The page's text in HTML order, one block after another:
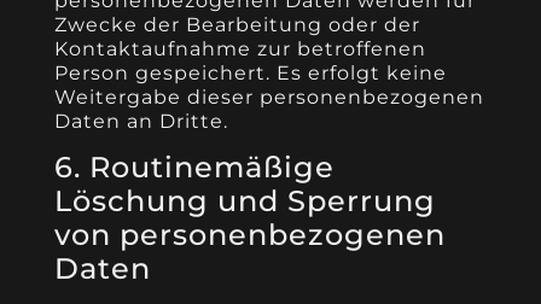
Zwecke der Bearbeitung oder der
Kontaktaufnahme zur betroffenen
Person gespeichert. Es erfolgt keine
Weitergabe dieser personenbezogenen
Daten an Dritte.
6. Routinemäßige
Löschung und Sperrung
von personenbezogenen
Daten